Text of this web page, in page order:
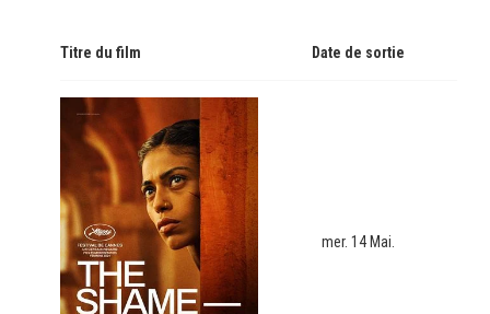
Titre du film Date de sortie
mer. 14 Mai.